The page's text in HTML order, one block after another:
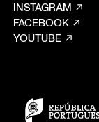
INSTAGRAM
FACEBOOK
YOUTUBE